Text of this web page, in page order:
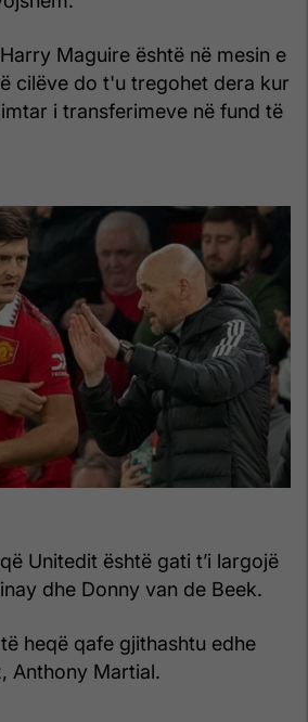
Maguire është në mesin e
cilëve do t'u tregohet dera kur
i transferimeve në fund të
Unitedit është gati t’i largojë
dhe Donny van de Beek.
heqë qafe gjithashtu edhe
Anthony Martial.